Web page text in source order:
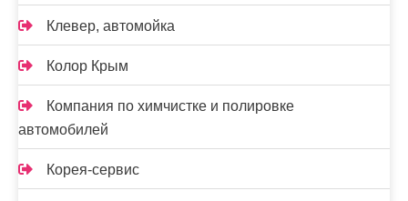
Клевер, автомойка
Колор Крым
Компания по химчистке и полировке
автомобилей
Корея-сервис